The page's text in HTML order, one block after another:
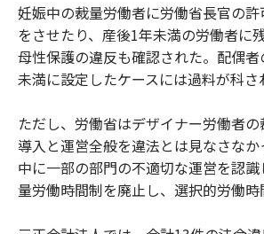
妊娠中の裁量労働者に労働省長官の
をさせたり、産後1年未満の労働者に
母性保護の違反も確認された。配偶
未満に設定したケースには過料が科さ
ただし、労働省はデザイナー労働者
導入と運営全般を違法とは見なさな
中に一部の部門の不適切な運営を認
量労働時間制を廃止し、選択的労働時